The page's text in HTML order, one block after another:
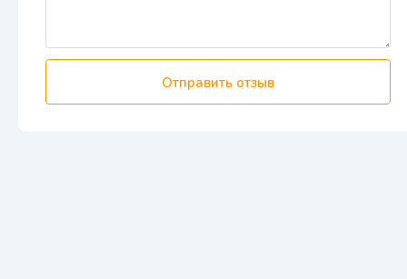
Отправить отзыв